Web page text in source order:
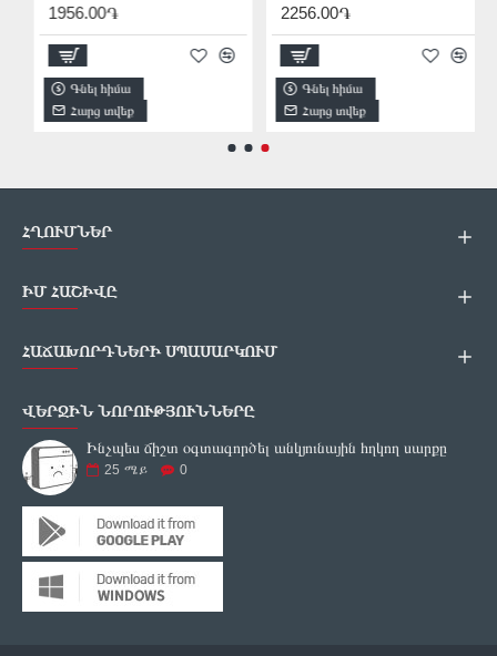
1956.00֏
Գնել հիմա
Հարց տվեք
2256.00֏
Գնել հիմա
Հարց տվեք
ՀՂՈՒՄՆԵՐ
ԻՄ ՀԱՇԻՎԸ
ՀԱՃԱԽՈՐԴՆԵՐԻ ՍՊԱՍԱՐԿՈՒՄ
ՎԵՐՋԻՆ ՆՈՐՈՒԹՅՈՒՆՆԵՐԸ
Ինչպես ճիշտ օգտագործել անկյունային հղկող սարքը
25 ሜይ 0